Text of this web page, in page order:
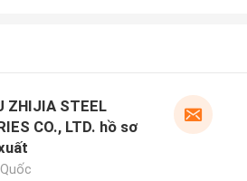
ZHIJIA STEEL
CO., LTD. hồ sơ